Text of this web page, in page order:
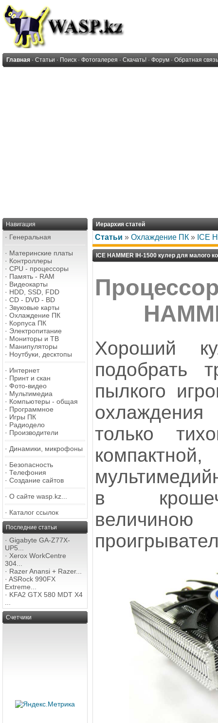
Главная · Статьи · Поиск · Фотогалерея · Скачать! · Форум · Обратная связь
Навигация
· Генеральная
· Материнские платы
· Контроллеры
· CPU - процессоры
· Память - RAM
· Видеокарты
· HDD, SSD, FDD
· CD - DVD - BD
· Звуковые карты
· Охлаждение ПК
· Корпуса ПК
· Электропитание
· Мониторы и ТВ
· Манипуляторы
· Ноутбуки, десктопы
· Интернет
· Принт и скан
· Фото-видео
· Мультимедиа
· Компьютеры - общая
· Программное
· Игры ПК
· Радиодело
· Производители
· Динамики, микрофоны
· Безопасность
· Телефония
· Создание сайтов
· О сайте wasp.kz...
· Каталог ссылок
Последние статьи
· Gigabyte GA-Z77X-
UP5...
· Xerox WorkCentre
304...
· Razer Anansi + Razer...
· ASRock 990FX
Extreme...
· KFA2 GTX 580 MDT X4
Счетчики
Иерархия статей
Статьи » Охлаждение ПК » ICE
ICE HAMMER IH-1500 кулер для малого
Хороший
подобрать
пылкого
только
в
величиною